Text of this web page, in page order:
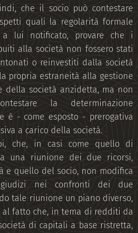
che il socio può contestare
quali la regolarità formale
a lui notificato, provare che i
alla società non fossero stati
o reinvestiti dalla società
propria estraneità alla gestione
della società anzidetta, ma non
la determinazione
è - come esposto - prerogativa
a carico della società.
che, in casi come quello di
una riunione dei due ricorsi,
e quello del socio, non modifica
nei confronti dei due
tale riunione un piano diverso,
al fatto che, in tema di redditi da
di capitali a base ristretta,